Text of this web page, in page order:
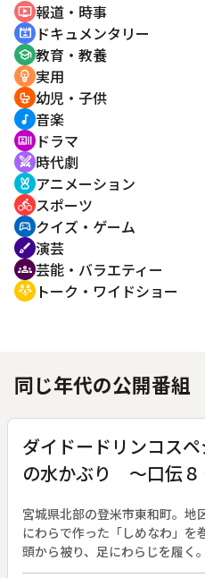
ondemand_video 報道・時事
cinematic_blur ドキュメンタリー
school 教育・教養
emoji_objects 実用
crib 幼児・子供
music_note 音楽
recent_actors ドラマ
swords 時代劇
cruelty_free アニメーション
directions_bike スポーツ
sports_esports クイズ・ゲーム
brush 演芸
groups 芸能・バラエティー
adaptive_audio_mic トーク・ワイドショー
同じ年代の公開番組
ダイドードリンコス
の水かぶり ～口伝
宮城県北部の登米市東和町。地
にわらで作った「しめなわ」を
頭から被り、足にわらじを履く
まどの煤を塗り、神様の使いに